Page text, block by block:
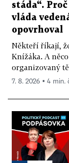
stáda“.
vláda
opovrhoval
Někteří říkají,
Knížáka. A
organizovaný
7. 8. 2026 ▪ 4 min.